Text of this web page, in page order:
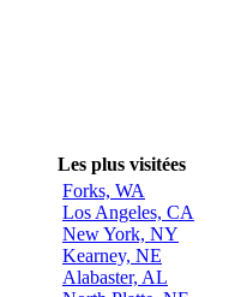
Les plus visitées
Forks, WA
Los Angeles, CA
New York, NY
Kearney, NE
Alabaster, AL